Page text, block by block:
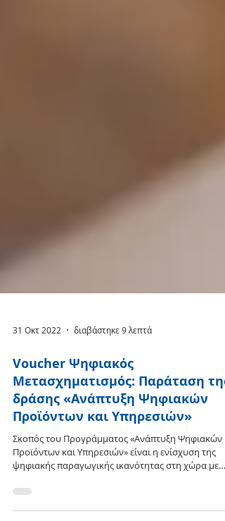
31 Οκτ 2022 διαβάστηκε 9 λεπτά
Voucher Ψηφιακός
Μετασχηματισμός: Παράταση της
δράσης «Ανάπτυξη Ψηφιακών
Προϊόντων και Υπηρεσιών»
Σκοπός του Προγράμματος «Ανάπτυξη Ψηφιακών
Προϊόντων και Υπηρεσιών» είναι η ενίσχυση της
νέα...